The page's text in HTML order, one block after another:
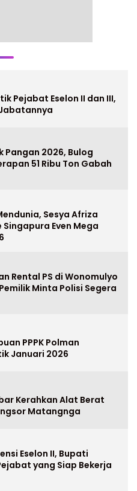
Pejabat Eselon II dan III,
Pangan 2026, Bulog
51 Ribu Ton Gabah
Sesya Afriza
Even Mega
Rental PS di Wonomulyo
Minta Polisi Segera
PPPK Polman
Januari 2026
Kerahkan Alat Berat
Matangnga
Eselon II, Bupati
yang Siap Bekerja